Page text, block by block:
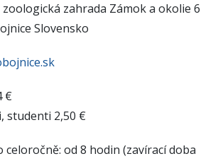
zahrada Zámok a okolie 6
Slovensko
€
studenti 2,50 €
celoročně: od 8 hodin (zavírací doba